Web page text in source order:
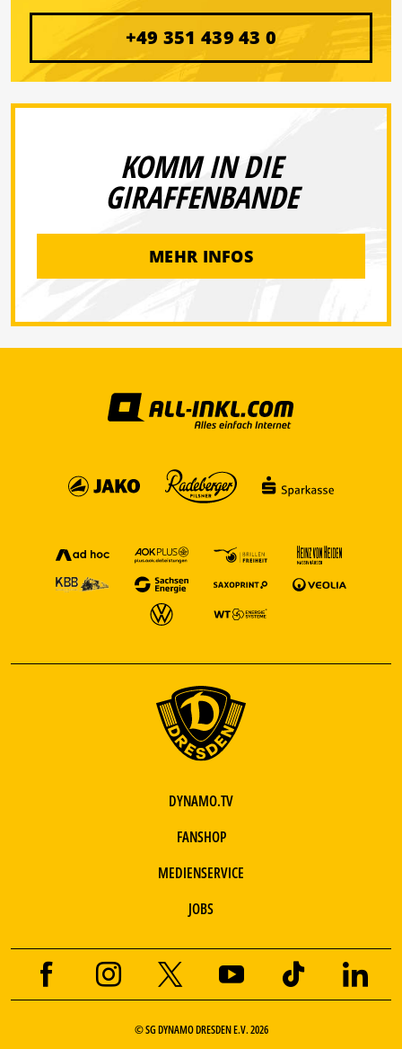
+49 351 439 43 0
KOMM IN DIE
GIRAFFENBANDE
MEHR INFOS
DYNAMO.TV
FANSHOP
MEDIENSERVICE
JOBS
© SG DYNAMO DRESDEN E.V. 2026